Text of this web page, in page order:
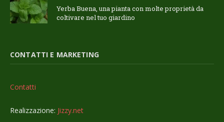
Yerba Buena, una pianta con molte proprietà da
coltivare nel tuo giardino
CONTATTI E MARKETING
Contatti
Realizzazione: Jizzy.net